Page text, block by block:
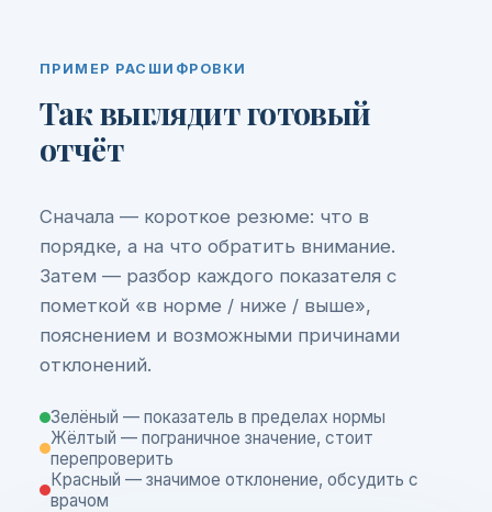
ПРИМЕР РАСШИФРОВКИ
Так выглядит готовый
отчёт
Сначала — короткое резюме: что в
порядке, а на что обратить внимание.
Затем — разбор каждого показателя с
пометкой «в норме / ниже / выше»,
пояснением и возможными причинами
отклонений.
Зелёный — показатель в пределах нормы
Жёлтый — пограничное значение, стоит
перепроверить
Красный — значимое отклонение, обсудить с
врачом